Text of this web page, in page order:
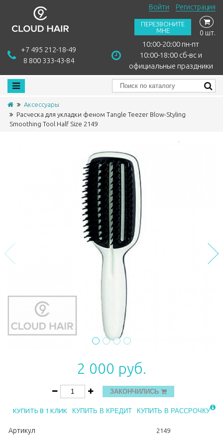
+7 495 212-18-49
8 800 333-43-84
10:00-20:00 пн-пт
10:00-18:00 сб-вс и
официальные праздники
Войти Регистрация
ПЕРЕЗВОНИТЕ
МНЕ
0 шт.
Аксессуары
Расческа для укладки феном Tangle Teezer Blow-Styling
Smoothing Tool Half Size 2149
2 000 руб.
ЗАКОНЧИЛИСЬ
КУПИТЬ В 1 КЛИК КУПИТЬ В КРЕДИТ КУПИТЬ В РАССРОЧКУ
Артикул 2149